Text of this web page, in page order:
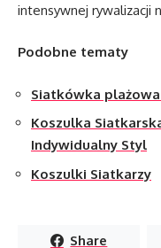
intensywnej rywalizacji
Podobne tematy
Siatkówka
Koszulka
Indywidualny Styl
Koszulki Siatkarzy
Share